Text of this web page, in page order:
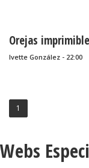
Orejas
Ivette González - 22:00
1
Webs